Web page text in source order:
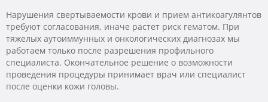
Нарушения свертываемости крови и прием антикоагулянтов
требуют согласования, иначе растет риск гематом. При
тяжелых аутоиммунных и онкологических диагнозах мы
работаем только после разрешения профильного
специалиста. Окончательное решение о возможности
проведения процедуры принимает врач или специалист
после оценки кожи головы.